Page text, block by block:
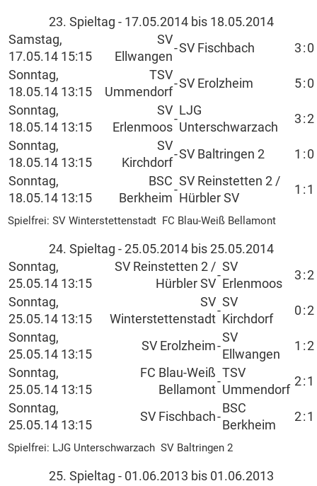
23. Spieltag - 17.05.2014 bis 18.05.2014
Samstag,
17.05.14 15:15
SV
Ellwangen
-SV Fischbach 3 : 0
Sonntag,
18.05.14 13:15
TSV
Ummendorf
-SV Erolzheim 5: 0
Sonntag,
18.05.14 13:15
SV
Erlenmoos
-
LJG
Unterschwarzach
3 :2
Sonntag,
18.05.14 13:15
SV
Kirchdorf
-SV Baltringen 2 1 : 0
Sonntag,
18.05.14 13:15
BSC
Berkheim
-
SV Reinstetten 2 /
Hürbler SV
1 : 1
Spielfrei: SV Winterstettenstadt FC Blau-Weiß Bellamont
24. Spieltag - 25.05.2014 bis 25.05.2014
Sonntag,
25.05.14 13:15
SV Reinstetten 2 /
Hürbler SV
-
SV
Erlenmoos
3 :2
Sonntag,
25.05.14 13:15
SV
Winterstettenstadt
-
SV
Kirchdorf
0 :2
Sonntag,
25.05.14 13:15
SV Erolzheim-
SV
Ellwangen
1 :2
Sonntag,
25.05.14 13:15
FC Blau-Weiß
Bellamont
-
TSV
Ummendorf
2: 1
Sonntag,
25.05.14 13:15
SV Fischbach-
BSC
Berkheim
2: 1
Spielfrei: LJG Unterschwarzach SV Baltringen 2
25. Spieltag - 01.06.2013 bis 01.06.2013